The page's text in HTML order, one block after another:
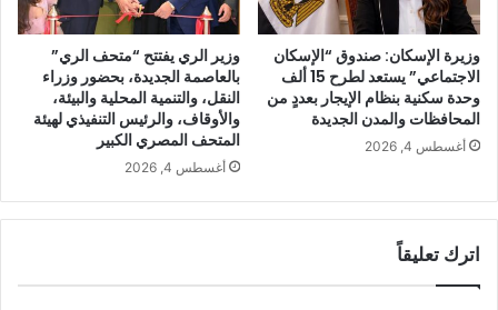
وزيرة الإسكان: صندوق “الإسكان
الاجتماعي” يستعد لطرح 15 ألف
وحدة سكنية بنظام الإيجار بعددٍ من
المحافظات والمدن الجديدة
أغسطس 4, 2026
وزير الري يفتتح “متحف الري”
بالعاصمة الجديدة، بحضور وزراء
النقل، والتنمية المحلية والبيئة،
والأوقاف، والرئيس التنفيذي لهيئة
المتحف المصري الكبير
أغسطس 4, 2026
اترك تعليقاً